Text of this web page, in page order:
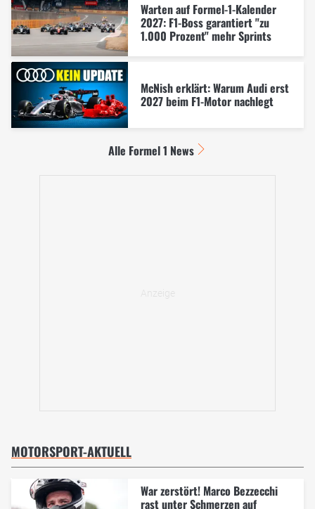
Warten auf Formel-1-Kalender
2027: F1-Boss garantiert "zu
1.000 Prozent" mehr Sprints
McNish erklärt: Warum Audi erst
2027 beim F1-Motor nachlegt
Alle Formel 1 News
MOTORSPORT-AKTUELL
War zerstört! Marco Bezzecchi
rast unter Schmerzen auf